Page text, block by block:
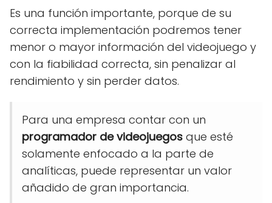
Es una función importante, porque de su
correcta implementación podremos tener
menor o mayor información del videojuego y
con la fiabilidad correcta, sin penalizar al
rendimiento y sin perder datos.
Para una empresa contar con un
programador de videojuegos que esté
solamente enfocado a la parte de
analíticas, puede representar un valor
añadido de gran importancia.